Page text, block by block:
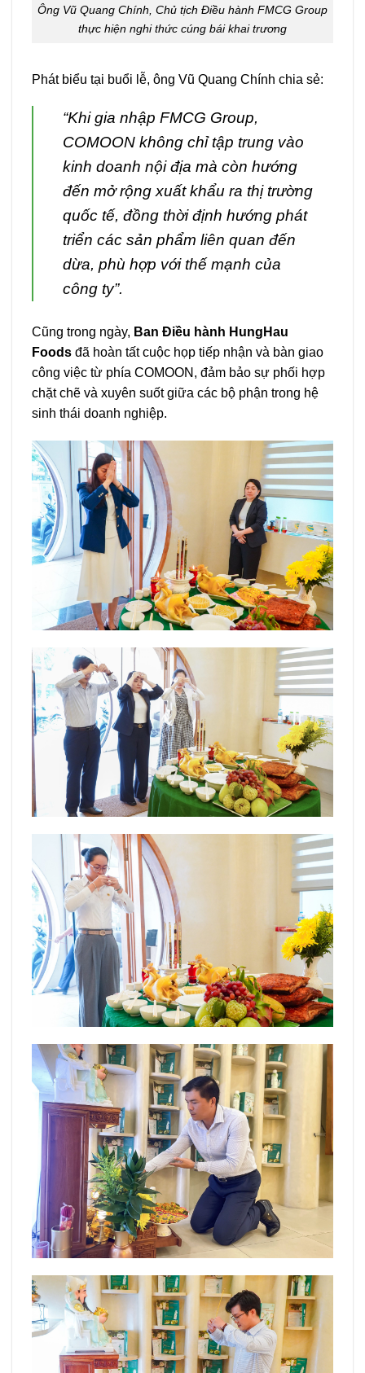
Ông Vũ Quang Chính, Chủ tịch Điều hành FMCG Group
thực hiện nghi thức cúng bái khai trương
Phát biểu tại buổi lễ, ông Vũ Quang Chính chia sẻ:
“Khi gia nhập FMCG Group,
COMOON không chỉ tập trung vào
kinh doanh nội địa mà còn hướng
đến mở rộng xuất khẩu ra thị trường
quốc tế, đồng thời định hướng phát
triển các sản phẩm liên quan đến
dừa, phù hợp với thế mạnh của
công ty”.
Cũng trong ngày, Ban Điều hành HungHau
Foods đã hoàn tất cuộc họp tiếp nhận và bàn giao
công việc từ phía COMOON, đảm bảo sự phối hợp
chặt chẽ và xuyên suốt giữa các bộ phận trong hệ
sinh thái doanh nghiệp.